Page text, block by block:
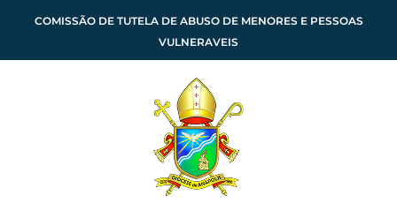
COMISSÃO DE TUTELA DE ABUSO DE MENORES E PESSOAS
VULNERAVEIS